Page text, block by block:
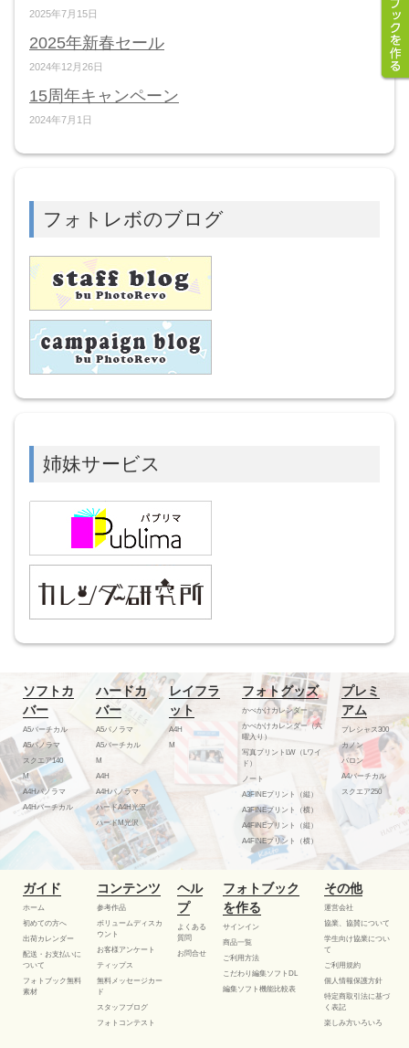
2025年7月15日
2025年新春セール
2024年12月26日
15周年キャンペーン
2024年7月1日
フォトレボのブログ
姉妹サービス
ソフトカ
バー
A5バーチカル
A5パノラマ
スクエア140
M
A4Hパノラマ
A4Hバーチカル
ハードカ
バー
A5パノラマ
A5バーチカル
M
A4H
A4Hパノラマ
ハードA4H光沢
ハードM光沢
レイフラ
ット
A4H
M
フォトグッズ
かべかけカレンダー
かべかけカレンダー（六
曜入り）
写真プリントLW（Lワイ
ド）
ノート
A3FINEプリント（縦）
A3FINEプリント（横）
A4FINEプリント（縦）
A4FINEプリント（横）
プレミ
アム
プレシャス300
カノン
バロン
A4バーチカル
スクエア250
ガイド
ホーム
初めての方へ
出荷カレンダー
配送・お支払いに
ついて
フォトブック無料
素材
コンテンツ
参考作品
ボリュームディスカ
ウント
お客様アンケート
ティップス
無料メッセージカー
ド
スタッフブログ
フォトコンテスト
ヘル
プ
よくある
質問
お問合せ
フォトブック
を作る
サインイン
商品一覧
ご利用方法
こだわり編集ソフトDL
編集ソフト機能比較表
その他
運営会社
協業、協賛について
学生向け協業につい
て
ご利用規約
個人情報保護方針
特定商取引法に基づ
く表記
楽しみ方いろいろ